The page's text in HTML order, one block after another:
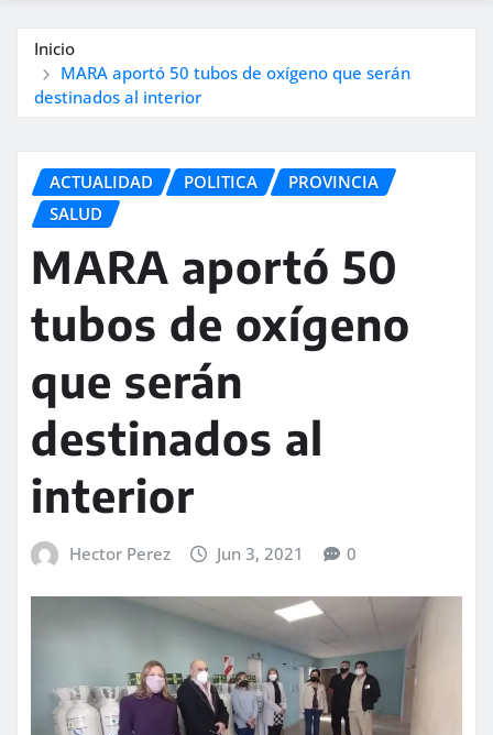
Inicio
MARA aportó 50 tubos de oxígeno que serán
destinados al interior
ACTUALIDAD POLITICA
PROVINCIA
SALUD
MARA aportó 50
tubos de oxígeno
que serán
destinados al
interior
Hector Perez Jun 3, 2021 0